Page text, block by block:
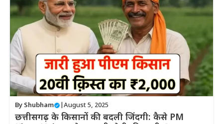
By Shubham August 5, 2025
छत्तीसगढ़ के किसानों की बदली जिंदगी: कैसे PM